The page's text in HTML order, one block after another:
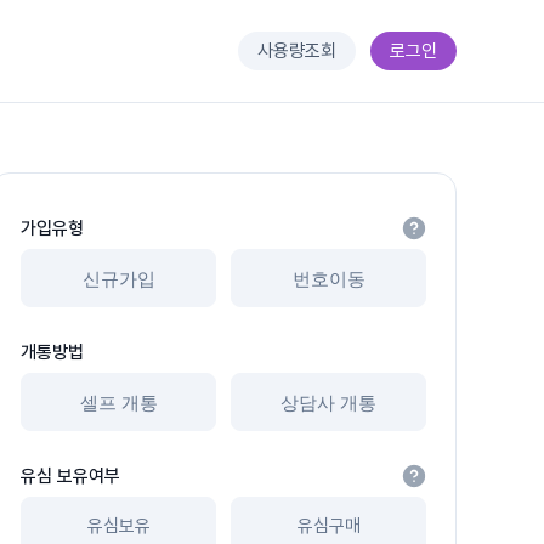
사용량조회 로그인
가입유형
신규가입 번호이동
개통방법
셀프 개통 상담사 개통
유심 보유여부
유심보유 유심구매